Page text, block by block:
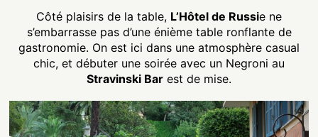
Côté plaisirs de la table, L’Hôtel de Russie ne
s’embarrasse pas d’une énième table ronflante de
gastronomie. On est ici dans une atmosphère casual
chic, et débuter une soirée avec un Negroni au
Stravinski Bar est de mise.